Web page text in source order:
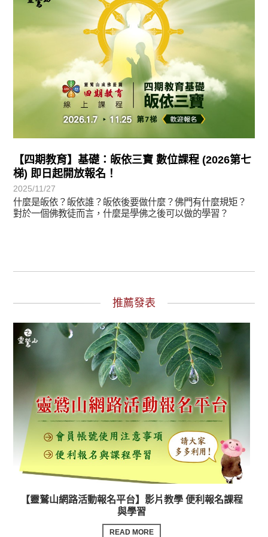
【四期教育】基礎：皈依三寶 數位課程 (2026第七
梯) 即日起開放報名！
2025/11/27
什麼是皈依？皈依誰？皈依後要做什麼？佛門有什麼規矩？
對於一個佛教徒而言，什麼是學佛之後可以做的學習？
推薦發表
【靈鷲山網路活動報名平台】影片教學 便利報名課程
與學習
READ MORE